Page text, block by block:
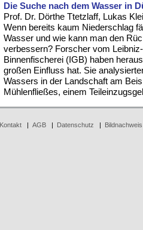
Die Suche nach dem Wasser in
Prof. Dr. Dörthe Ttetzlaff, Lukas
Wenn bereits kaum Niederschlag
Wasser und wie kann man den
verbessern? Forscher vom
Binnenfischerei (IGB) haben
großen Einfluss hat. Sie
Wassers in der Landschaft am
Mühlenfließes, einem
Kontakt| AGB| Datenschutz Bildnachweis